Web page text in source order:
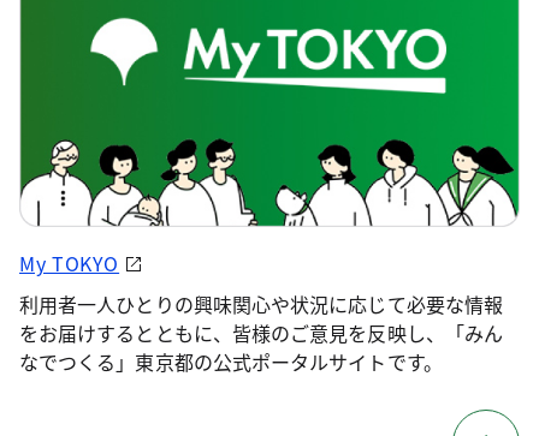
My TOKYO
利用者一人ひとりの興味関心や状況に応じて必要な情報
をお届けするとともに、皆様のご意見を反映し、「みん
なでつくる」東京都の公式ポータルサイトです。